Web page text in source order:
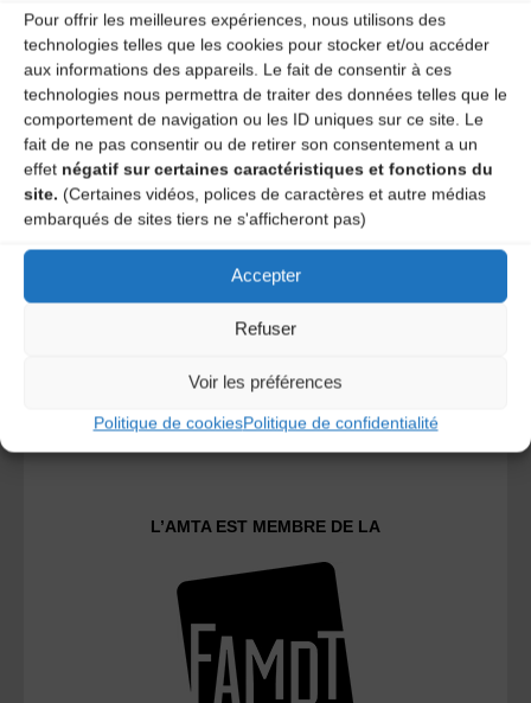
Pour offrir les meilleures expériences, nous utilisons des
technologies telles que les cookies pour stocker et/ou accéder
aux informations des appareils. Le fait de consentir à ces
technologies nous permettra de traiter des données telles que le
comportement de navigation ou les ID uniques sur ce site. Le
fait de ne pas consentir ou de retirer son consentement a un
effet négatif sur certaines caractéristiques et fonctions du
site. (Certaines vidéos, polices de caractères et autre médias
embarqués de sites tiers ne s'afficheront pas)
Accepter
Refuser
Voir les préférences
Politique de cookiesPolitique de confidentialité
A DECOUVRIR :
L’AMTA EST MEMBRE DE LA